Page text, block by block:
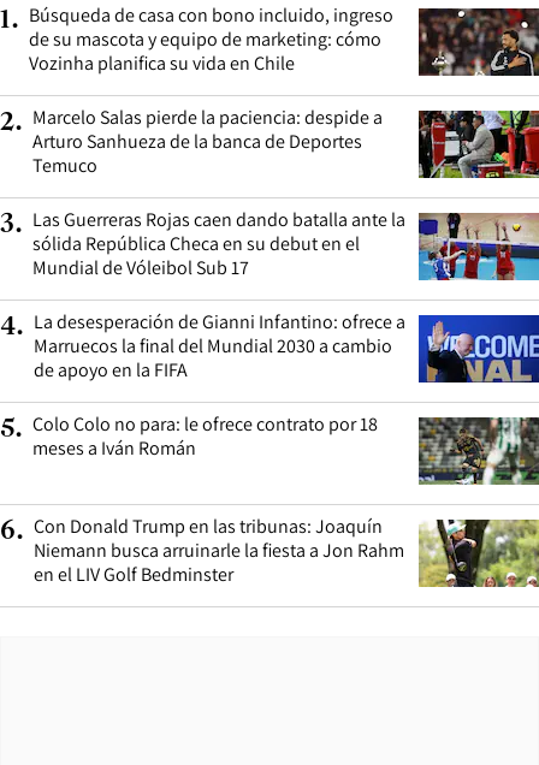
1. Búsqueda de casa con bono incluido, ingreso
de su mascota y equipo de marketing: cómo
Vozinha planifica su vida en Chile
2. Marcelo Salas pierde la paciencia: despide a
Arturo Sanhueza de la banca de Deportes
Temuco
3. Las Guerreras Rojas caen dando batalla ante la
sólida República Checa en su debut en el
Mundial de Vóleibol Sub 17
4. La desesperación de Gianni Infantino: ofrece a
Marruecos la final del Mundial 2030 a cambio
de apoyo en la FIFA
5. Colo Colo no para: le ofrece contrato por 18
meses a Iván Román
6. Con Donald Trump en las tribunas: Joaquín
Niemann busca arruinarle la fiesta a Jon Rahm
en el LIV Golf Bedminster